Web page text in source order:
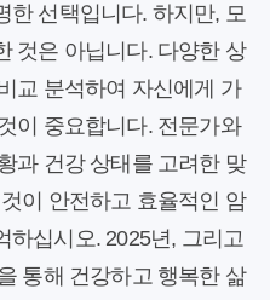
한 선택입니다. 하지만, 모
것은 아닙니다. 다양한 상
교 분석하여 자신에게 가
이 중요합니다. 전문가와
과 건강 상태를 고려한 맞
이 안전하고 효율적인 암
하십시오. 2025년, 그리고
통해 건강하고 행복한 삶